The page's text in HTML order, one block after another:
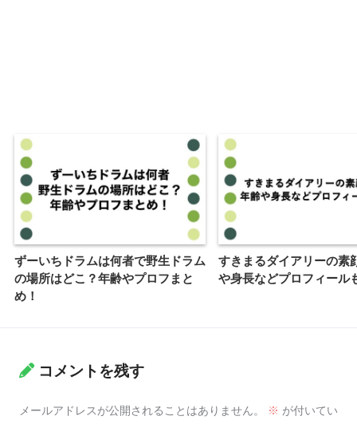
ずーいちドラムは何者で野生ドラム
の場所はどこ？年齢やプロフまと
め！
すきまるダイアリーの素
や身長などプロフィール
コメントを残す
メールアドレスが公開されることはありません。 ※ が付いてい